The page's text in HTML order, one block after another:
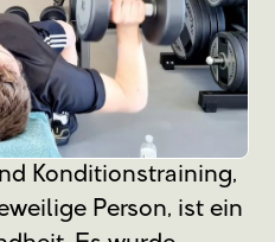
Konditionstraining,
Person, ist ein